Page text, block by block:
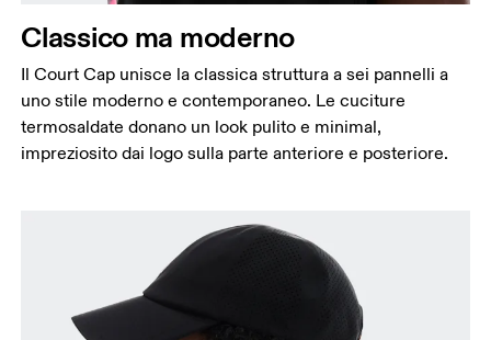
Classico ma moderno
Il Court Cap unisce la classica struttura a sei pannelli a
uno stile moderno e contemporaneo. Le cuciture
termosaldate donano un look pulito e minimal,
impreziosito dai logo sulla parte anteriore e posteriore.